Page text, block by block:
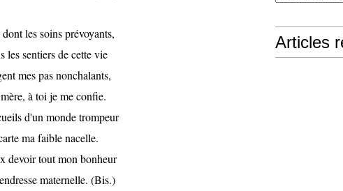
les soins prévoyants,
les sentiers de cette vie
mes pas nonchalants,
à toi je me confie.
d'un monde trompeur
ma faible nacelle.
devoir tout mon bonheur
maternelle. (Bis.)
Articles